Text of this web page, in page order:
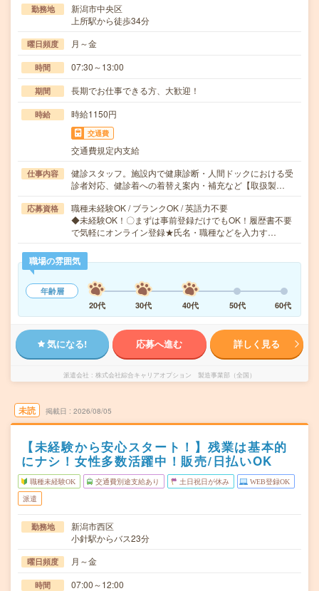
勤務地
新潟市中央区
上所駅から徒歩34分
曜日頻度 月～金
時間 07:30～13:00
期間 長期でお仕事できる方、大歓迎！
時給 時給1150円
交通費
交通費規定内支給
仕事内容
健診スタッフ。施設内で健康診断・人間ドックにおける受
診者対応、健診着への着替え案内・補充など【取扱製…
応募資格
職種未経験OK / ブランクOK / 英語力不要
◆未経験OK！〇まずは事前登録だけでもOK！履歴書不要
で気軽にオンライン登録★氏名・職種などを入力す…
職場の雰囲気
年齢層
20代
30代 40代 50代 60代
気になる! 応募へ進む 詳しく見る
派遣会社 株式会社綜合キャリアオプション 製造事業部（全国）
未読 掲載日 2026/08/05
【未経験から安心スタート！】残業は基本的
にナシ！女性多数活躍中！販売/日払いOK
職種未経験OK 交通費別途支給あり 土日祝日が休み WEB登録OK
派遣
勤務地
新潟市西区
小針駅からバス23分
曜日頻度 月～金
時間 07:00～12:00